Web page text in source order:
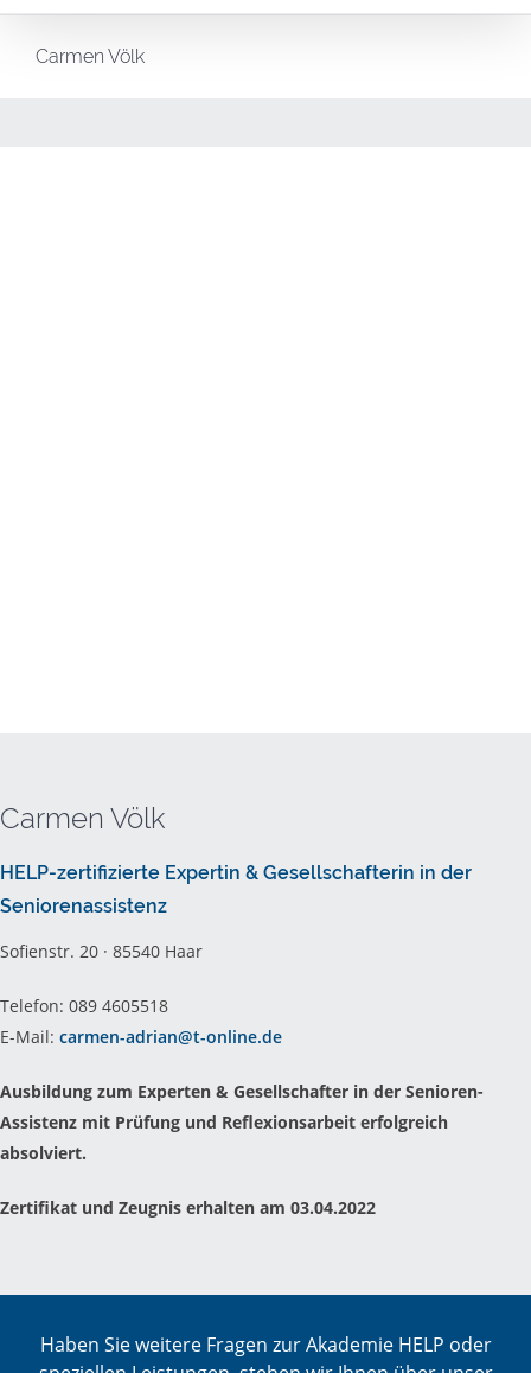
Carmen Völk
Carmen Völk
HELP-zertifizierte Expertin & Gesellschafterin in der
Seniorenassistenz
Sofienstr. 20 · 85540 Haar
Telefon: 089 4605518
E-Mail: carmen-adrian@t-online.de
Ausbildung zum Experten & Gesellschafter in der Senioren-
Assistenz mit Prüfung und Reflexionsarbeit erfolgreich
absolviert.
Zertifikat und Zeugnis erhalten am 03.04.2022
Haben Sie weitere Fragen zur Akademie HELP oder